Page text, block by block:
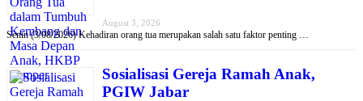
August 3, 2026
Senin (3/08/2026) Kehadiran orang tua merupakan salah satu faktor penting …
Sosialisasi Gereja Ramah Anak,
PGIW Jabar